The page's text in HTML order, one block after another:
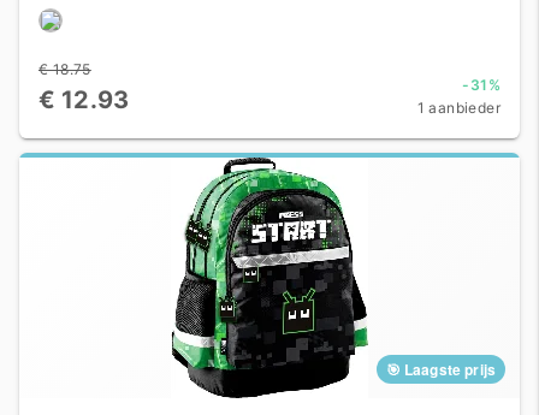
€ 18.75
€ 12.93
-31%
1 aanbieder
🎯 Laagste prijs